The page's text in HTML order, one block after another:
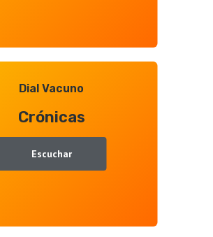
Dial Vacuno
Crónicas
Escuchar